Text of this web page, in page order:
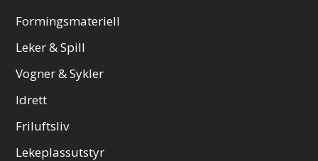
Formingsmateriell
Leker & Spill
Vogner & Sykler
Idrett
Friluftsliv
Lekeplassutstyr